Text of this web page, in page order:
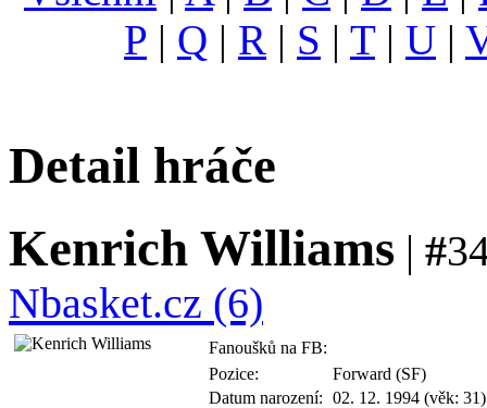
P | Q | R | S | T| U |
Detail hráče
Kenrich Williams | #
Nbasket.cz (6)
Fanoušků na FB:
Pozice:
Forward (SF)
Datum narození: 02. 12. 1994 (věk: 31)